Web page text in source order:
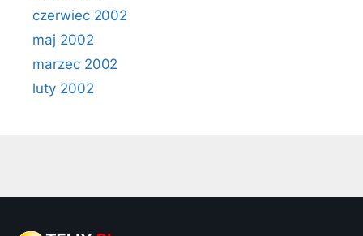
czerwiec 2002
maj 2002
marzec 2002
luty 2002